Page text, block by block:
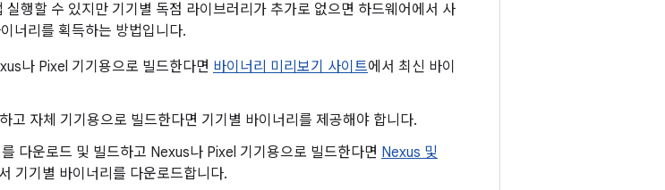
행할 수 있지만 기기별 독점 라이브러리가 추가로 없으면 하드웨어에서 사
너리를 획득하는 방법입니다.
나 Pixel 기기용으로 빌드한다면 바이너리 미리보기 사이트에서 최신 바이
고 자체 기기용으로 빌드한다면 기기별 바이너리를 제공해야 합니다.
다운로드 및 빌드하고 Nexus나 Pixel 기기용으로 빌드한다면 Nexus 및
기기별 바이너리를 다운로드합니다.